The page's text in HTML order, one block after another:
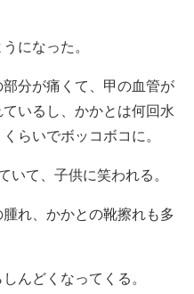
になった。
分が痛くて、甲の血管が
いるし、かかとは何回水
らいでボッコボコに。
いて、子供に笑われる。
れ、かかとの靴擦れも多
んどくなってくる。